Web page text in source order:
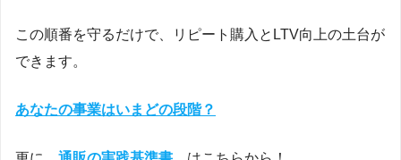
この順番を守るだけで、リピート購入とLTV向上の土台が
できます。
あなたの事業はいまどの段階？